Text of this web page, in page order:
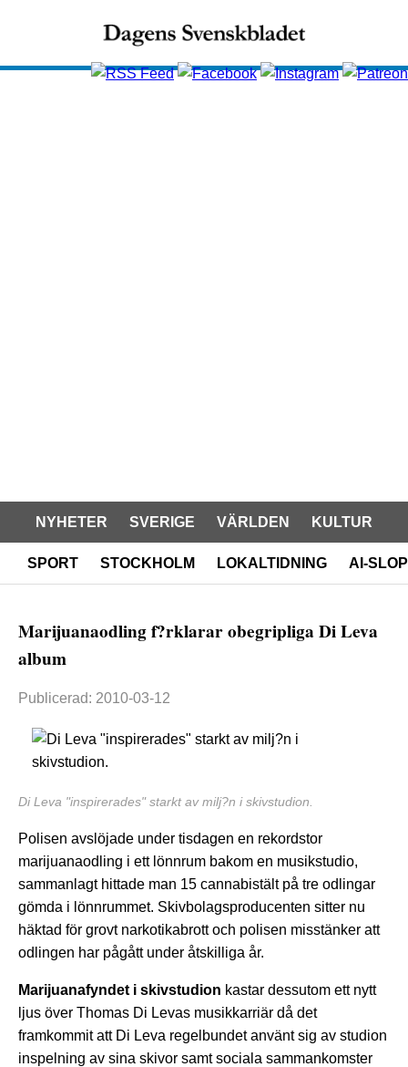
NYHETER SVERIGE VÄRLDEN KULTUR
SPORT STOCKHOLM LOKALTIDNING AI-SLOP
Marijuanaodling f?rklarar obegripliga Di Leva
album
Publicerad: 2010-03-12
Di Leva "inspirerades" starkt av milj?n i skivstudion.
Polisen avslöjade under tisdagen en rekordstor
marijuanaodling i ett lönnrum bakom en musikstudio,
sammanlagt hittade man 15 cannabistält på tre odlingar
gömda i lönnrummet. Skivbolagsproducenten sitter nu
häktad för grovt narkotikabrott och polisen misstänker att
odlingen har pågått under åtskilliga år.
Marijuanafyndet i skivstudion kastar dessutom ett nytt
ljus över Thomas Di Levas musikkarriär då det
framkommit att Di Leva regelbundet använt sig av studion
inspelning av sina skivor samt sociala sammankomster